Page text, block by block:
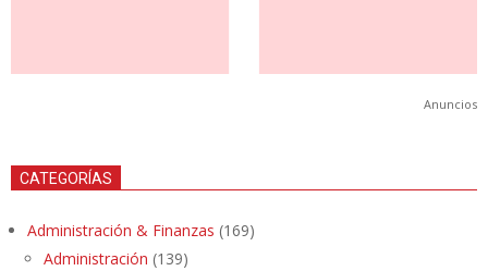
Anuncios
CATEGORÍAS
Administración & Finanzas (169)
Administración (139)